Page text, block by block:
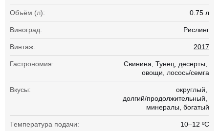
Объём (л): 0.75 л
Виноград: Рислинг
Винтаж: 2017
Гастрономия: Свинина Тунец
десерты
овощи
лосось/семга
Вкусы:
округлый
долгий/продолжительный
минералы богатый
Температура подачи: 10–12 ºC